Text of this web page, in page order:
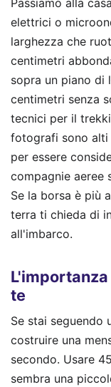
Passiamo alla
elettrici o
larghezza che
centimetri
sopra un piano di
centimetri senza
tecnici per il
fotografi sono alti
per essere
compagnie aeree
Se la borsa è più
terra ti chieda di
all'imbarco.
te
Se stai seguendo
costruire una
secondo. Usare
sembra una